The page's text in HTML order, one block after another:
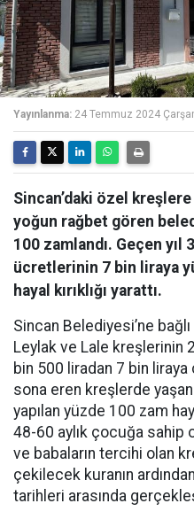
Yayınlanma: 24 Temmuz 2024
Sincan’daki özel
yoğun rağbet gören
100 zamlandı. Geçen
ücretlerinin 7 bin liraya
hayal kırıklığı yarattı.
Sincan Belediyesi’ne
Leylak ve Lale
bin 500 liradan 7 bin liraya
sona eren kreşlerde
yapılan yüzde 100 zam
48-60 aylık çocuğa sahip
ve babaların tercihi olan
çekilecek kuranın
tarihleri arasında